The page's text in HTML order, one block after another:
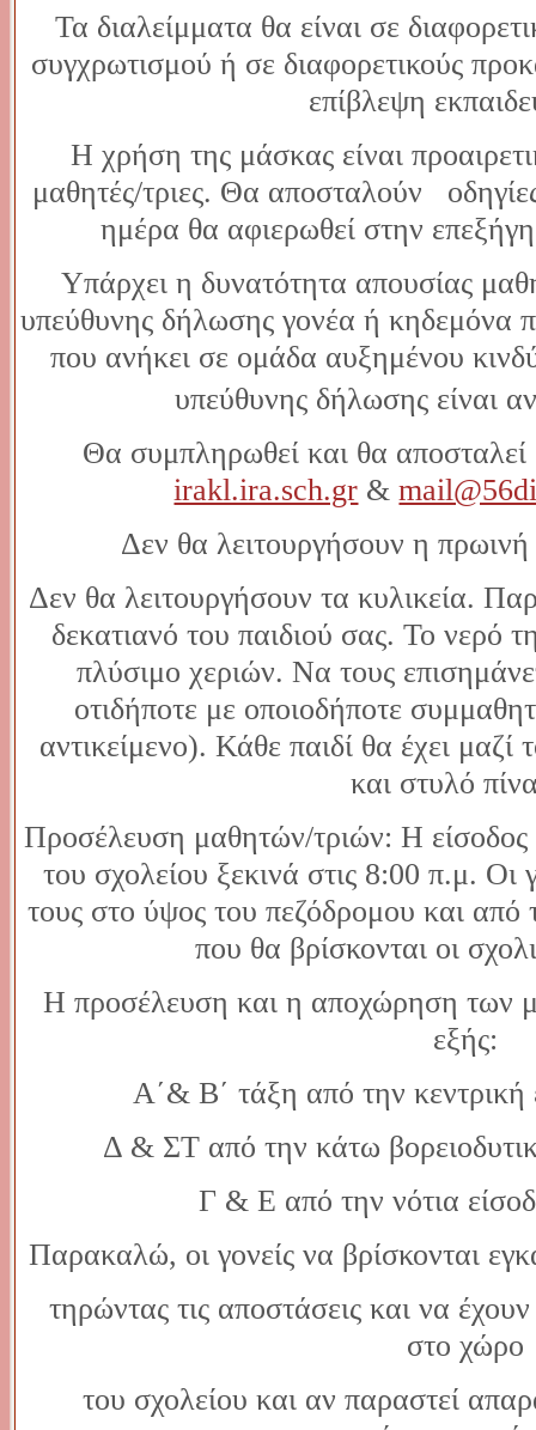
Τα διαλείμματα θα είναι σε
συγχρωτισμού ή σε διαφορετικούς
επίβλεψη
Η χρήση της μάσκας είναι
μαθητές/τριες. Θα αποσταλούν
ημέρα θα αφιερωθεί στην
Υπάρχει η δυνατότητα απουσίας
υπεύθυνης δήλωσης γονέα ή κηδεμόνα
που ανήκει σε ομάδα αυξημένου
υπεύθυνης δήλωσης είναι
Θα συμπληρωθεί και θα
irakl.ira.sch.gr &
Δεν θα λειτουργήσουν η
Δεν θα λειτουργήσουν τα κυλικεία.
δεκατιανό του παιδιού σας. Το νερό
πλύσιμο χεριών. Να τους
οτιδήποτε με οποιοδήποτε
αντικείμενο). Κάθε παιδί θα έχει μαζί
και στυλό
Προσέλευση μαθητών/τριών: Η
του σχολείου ξεκινά στις 8:00 π.μ. Οι
τους στο ύψος του πεζόδρομου και από
που θα βρίσκονται οι
Η προσέλευση και η αποχώρηση των
εξής:
Α΄& Β΄ τάξη από την κεντρική
Δ & ΣΤ από την κάτω
Γ & Ε από την νότια
Παρακαλώ, οι γονείς να βρίσκονται
τηρώντας τις αποστάσεις και να
στο χώρο
του σχολείου και αν παραστεί